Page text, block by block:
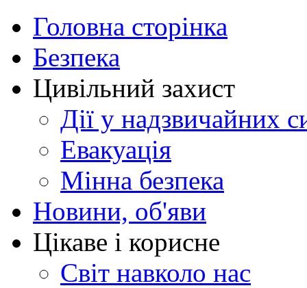
Головна сторінка
Безпека
Цивільний захист
Дії у надзвичайних
Евакуація
Мінна безпека
Новини, об'яви
Цікаве і корисне
Світ навколо нас